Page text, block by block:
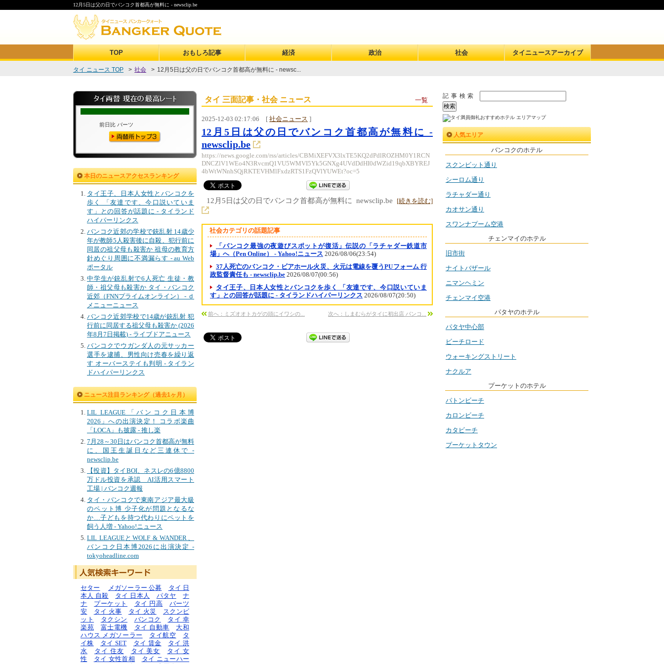
12月5日は父の日でバンコク首都高が無料に - newsclip.be
TOP おもしろ記事 経済 政治 社会 タイニュースアーカイブ
タイ ニュース TOP > 社会 > 12月5日は父の日でバンコク首都高が無料に - newsc...
本日のニュースアクセスランキング
タイ王子、日本人女性とバンコクを
歩く 「友達です、今口説いていま
す」との回答が話題に - タイランド
ハイパーリンクス
バンコク近郊の学校で銃乱射 14歳少
年が教師5人殺害後に自殺、犯行前に
同居の祖父母も殺害か 祖母の教育方
針めぐり周囲に不満漏らす - au Web
ポータル
中学生が銃乱射で6人死亡 生徒・教
師・祖父母も殺害か タイ・バンコク
近郊（FNNプライムオンライン） - ｄ
メニューニュース
バンコク近郊学校で14歳が銃乱射 犯
行前に同居する祖父母も殺害か (2026
年8月7日掲載) - ライブドアニュース
バンコクでウガンダ人の元サッカー
選手を逮捕、男性向け売春を繰り返
す オーバーステイも判明 - タイラン
ドハイパーリンクス
ニュース注目ランキング（過去1ヶ月）
LIL LEAGUE「バンコク日本博
2026」への出演決定！ コラボ楽曲
「LOCA」も披露 - 推し楽
7月28～30日はバンコク首都高が無料
に、国王生誕日など三連休で -
newsclip.be
【投資】タイBOI、ネスレの6億8800
万ドル投資を承認 AI活用スマート
工場 | バンコク週報
タイ・バンコクで東南アジア最大級
のペット博 少子化が問題となるな
か…子どもを持つ代わりにペットを
飼う人増 - Yahoo!ニュース
LIL LEAGUEとWOLF & WANDER、
バンコク日本博2026に出演決定 -
tokyoheadline.com
セター メガソーラー 公募
タイ 日
本人 自殺
タイ 日本人 パタヤ
ナ
ナ
プーケット タイ 円高
バーツ
安
タイ 火事 タイ 火災
スクンビ
ット
タクシン バンコク
タイ 幸
楽苑
富士電機 タイ 自動車
大和
ハウス メガソーラー
タイ航空
タ
イ株
タイ SET タイ 賃金
タイ 洪
水
タイ 住友 タイ 美女
タイ 女
性
タイ 女性首相
タイ ニューハー
タイ 三面記事・社会 ニュース 一覧
2025-12-03 02:17:06 [ 社会ニュース ]
12月5日は父の日でバンコク首都高が無料に -
newsclip.be
https://news.google.com/rss/articles/CBMiXEFVX3lxTE5KQ2dPdlROZHM0Y1RCN
DNCZlV1WEo4N3RvcmQ1VU5WMVI5Yk5GNXg4UVdDdHI0dWZid19qbXBYREJ
4bWtWNnhSQjRKTEVHMlFxdzRTS1FzQVlYUWEt?oc=5
12月5日は父の日でバンコク首都高が無料に newsclip.be [続きを読む]
社会カテゴリの話題記事
「バンコク最強の夜遊びスポットが復活」伝説の「ラチャダー鉄道市
場」へ（Pen Online） - Yahoo!ニュース 2026/08/06(23:54)
37人死亡のバンコク・ビアホール火災、火元は電線を覆うPUフォーム 行
政監督責任も - newsclip.be 2026/08/07(00:56)
タイ王子、日本人女性とバンコクを歩く 「友達です、今口説いていま
す」との回答が話題に - タイランドハイパーリンクス 2026/08/07(20:50)
前へ：ミズオオトカゲの頭にイワシの... 次へ：しまむらがタイに初出店 バンコ...
記事検索